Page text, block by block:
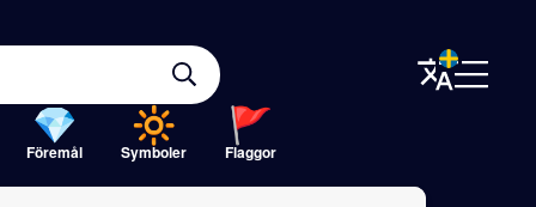
Föremål Symboler Flaggor